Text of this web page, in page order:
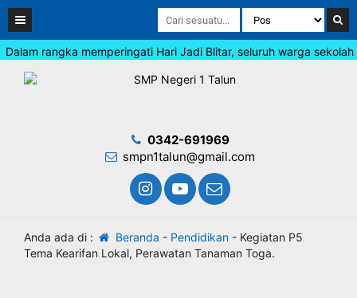
rangka memperingati Hari Jadi Blitar, seluruh warga
0342-691969
smpn1talun@gmail.com
Anda ada di : Beranda - Pendidikan- Kegiatan P5
Tema Kearifan Lokal, Perawatan Tanaman Toga.